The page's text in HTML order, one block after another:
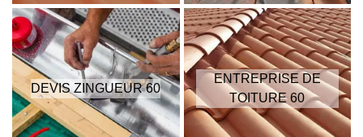
DEVIS ZINGUEUR 60
ENTREPRISE DE
TOITURE 60